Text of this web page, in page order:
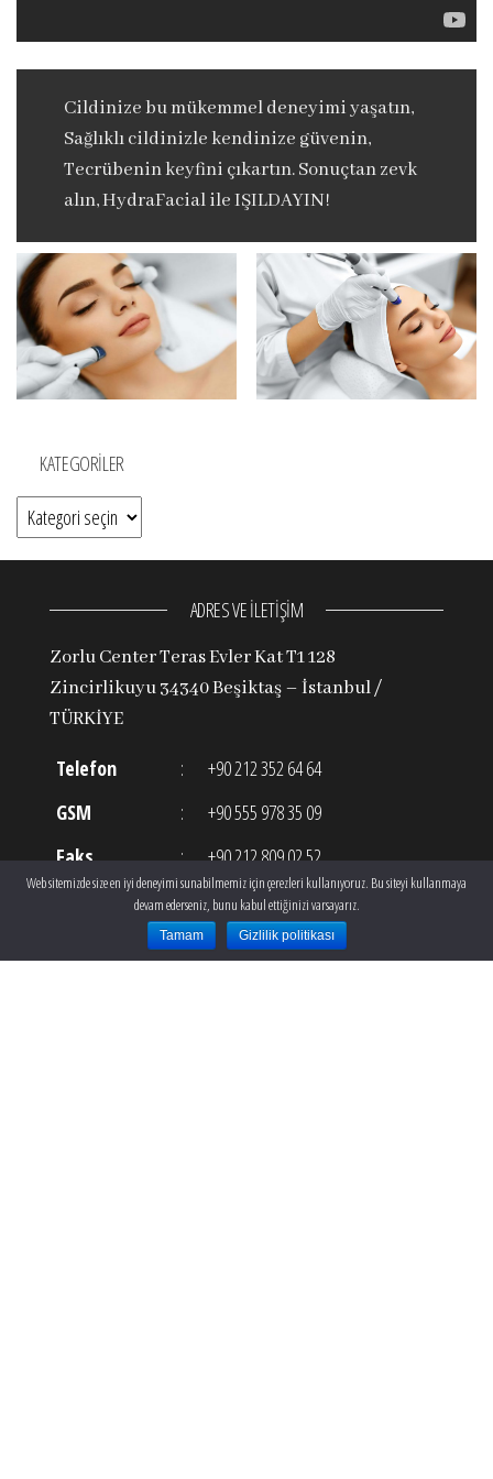
Cildinize bu mükemmel deneyimi yaşatın,
Sağlıklı cildinizle kendinize güvenin,
Tecrübenin keyfini çıkartın. Sonuçtan zevk
alın, HydraFacial ile IŞILDAYIN!
KATEGORILER
Kategoriler
ADRES VE İLETİŞİM
Zorlu Center Teras Evler Kat T1 128
Zincirlikuyu 34340 Beşiktaş – İstanbul /
TÜRKİYE
Telefon :
+90 212 352 64 64
GSM
:
+90 555 978 35 09
Faks
:
+90 212 809 02 52
: info@theclinic.com.tr
Web sitemizde size en iyi deneyimi sunabilmemiz için çerezleri kullanıyoruz. Bu siteyi kullanmaya
devam ederseniz, bunu kabul ettiğinizi varsayarız.
Tamam Gizlilik politikası